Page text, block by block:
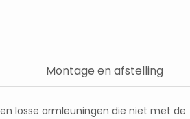
Montage en afstelling
losse armleuningen die niet met de